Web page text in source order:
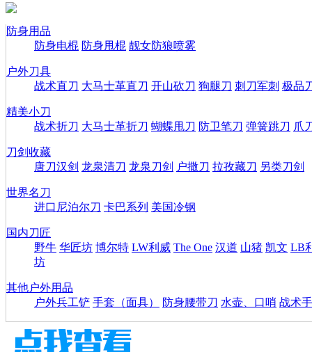
防身用品
防身电棍 防身甩棍 靓女防狼喷雾
户外刀具
战术直刀 大马士革直刀 开山砍刀 狗腿刀 刺刀军刺 极品
精美小刀
战术折刀 大马士革折刀 蝴蝶甩刀 防卫笔刀 弹簧跳刀 爪
刀剑收藏
唐刀汉剑 龙泉清刀 龙泉刀剑 户撒刀 拉孜藏刀 另类刀剑
世界名刀
进口尼泊尔刀 卡巴系列 美国冷钢
国内刀匠
野牛 华匠坊 博尔特 LW利威 The One 汉道 山猪 凯文 LB
坊
其他户外用品
户外兵工铲 手套（面具） 防身腰带刀 水壶、口哨 战术